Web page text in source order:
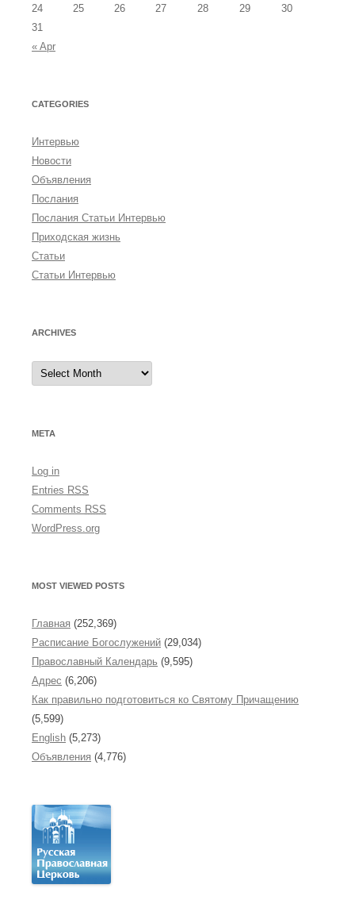
« Apr
24
25 26 27 28 29
30
31
CATEGORIES
Интервью
Новости
Объявления
Послания
Послания Статьи Интервью
Приходская жизнь
Статьи
Статьи Интервью
ARCHIVES
A
c
e
META
Log in
Entries RSS
Comments RSS
WordPress.org
MOST VIEWED POSTS
Главная (252,369)
Расписание Богослужений (29,034)
Православный Календарь (9,595)
Адрес (6,206)
Как правильно подготовиться ко Святому Причащению
(5,599)
English (5,273)
Объявления (4,776)